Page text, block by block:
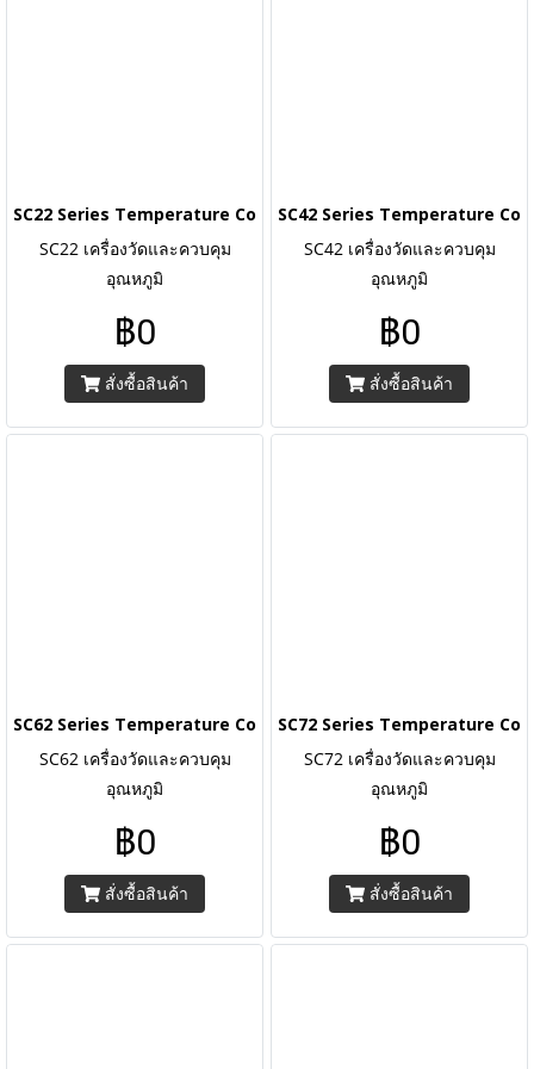
SC22 Series Temperature Controllers
SC22 เครื่องวัดและควบคุม
อุณหภูมิ
฿0
สั่งซื้อสินค้า
SC42 Series Temperature
SC42 เครื่องวัดและควบคุม
อุณหภูมิ
฿0
สั่งซื้อสินค้า
SC62 Series Temperature Controllers
SC62 เครื่องวัดและควบคุม
อุณหภูมิ
฿0
สั่งซื้อสินค้า
SC72 Series Temperature
SC72 เครื่องวัดและควบคุม
อุณหภูมิ
฿0
สั่งซื้อสินค้า